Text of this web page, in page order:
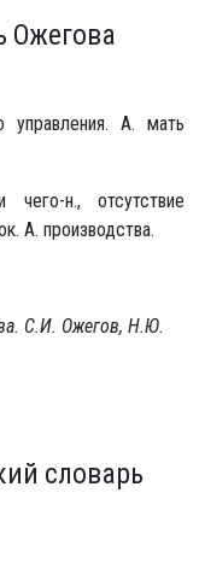
Ожегова
управления. А. мать
н., отсутствие
А. производства.
С.И. Ожегов, Н.Ю.
словарь